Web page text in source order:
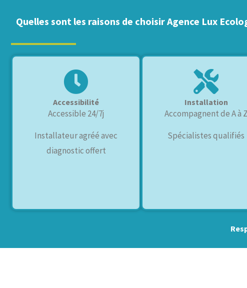
Quelles sont les raisons de choisir Agence Lux
Accessibilité
Accessible 24/7j
Installateur agréé avec
diagnostic offert
Installation
Accompagnent de A à Z
Spécialistes qualifiés